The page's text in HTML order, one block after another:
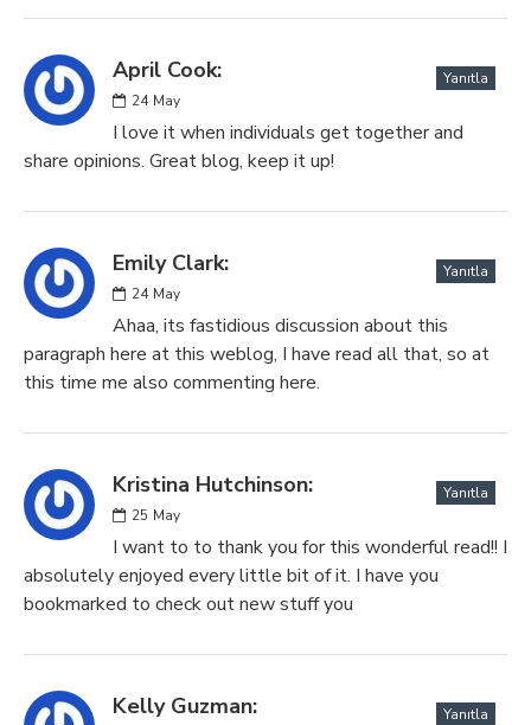
April Cook:
24 May
Yanıtla
I love it when individuals get together and
share opinions. Great blog, keep it up!
Emily Clark:
24 May
Yanıtla
Ahaa, its fastidious discussion about this
paragraph here at this weblog, I have read all that, so at
this time me also commenting here.
Kristina Hutchinson:
25 May
Yanıtla
I want to to thank you for this wonderful read!! I
absolutely enjoyed every little bit of it. I have you
bookmarked to check out new stuff you
Kelly Guzman: Yanıtla